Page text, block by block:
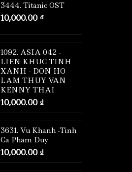
3444. Titanic OST
10,000.00 ₫
1092. ASIA 042 -
LIEN KHUC TINH
XANH - DON HO
LAM THUY VAN
KENNY THAI
10,000.00 ₫
3631. Vu Khanh -Tinh
Ca Pham Duy
10,000.00 ₫